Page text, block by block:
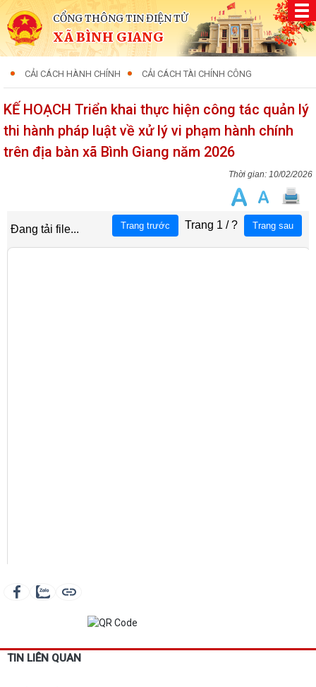
CỔNG THÔNG TIN ĐIỆN TỬ
XÃ BÌNH GIANG
CẢI CÁCH HÀNH CHÍNH CẢI CÁCH TÀI CHÍNH CÔNG
KẾ HOẠCH Triển khai thực hiện công tác quản lý
thi hành pháp luật về xử lý vi phạm hành chính
trên địa bàn xã Bình Giang năm 2026
10/02/2026
TIN LIÊN QUAN